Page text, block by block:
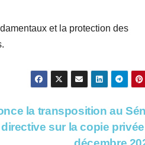
et la protection des
la transposition au
sur la copie privée